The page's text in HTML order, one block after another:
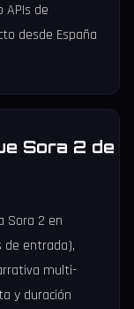
APIs de
desde España
Sora 2 de
Sora 2 en
de entrada),
multi-
y duración